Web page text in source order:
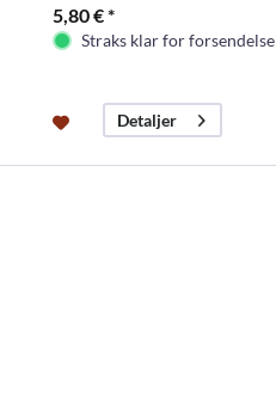
5,80 € *
Straks klar for forsendelse
Detaljer